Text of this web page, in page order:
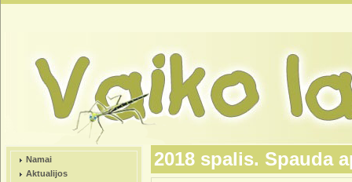
Namai
Aktualijos
2018 spalis. Spauda